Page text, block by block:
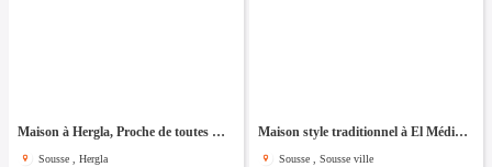
Maison à Hergla, Proche de toutes Commodités
Sousse , Hergla
Maison style traditionnel à El Médina Sousse
Sousse , Sousse ville